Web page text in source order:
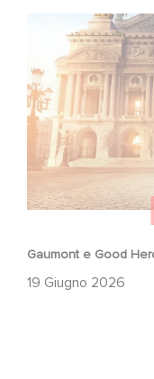
Gaumont e Good
19 Giugno 2026
Gaumont e Good